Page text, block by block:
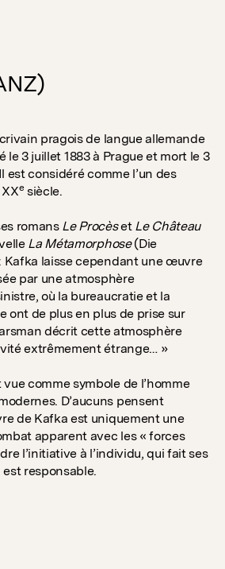
pragois de langue allemande
le 3 juillet 1883 à Prague et mort le 3
est considéré comme l’un des
esiècle.
romans Le Procèset Le Château
La Métamorphose(Die
Kafka laisse cependant une œuvre
par une atmosphère
où la bureaucratie et la
ont de plus en plus de prise sur
décrit cette atmosphère
extrêmement étrange… »
comme symbole de l’homme
D’aucuns pensent
de Kafka est uniquement une
apparent avec les « forces
l’initiative à l’individu, qui fait ses
responsable.